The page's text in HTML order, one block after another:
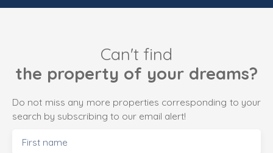
Can't find
the property of your dreams?
Do not miss any more properties corresponding to your
search by subscribing to our email alert!
First name